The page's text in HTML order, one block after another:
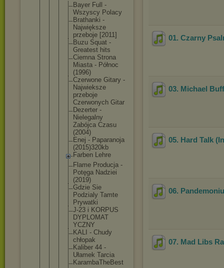
Bayer Full -
Wszyscy Polacy
Brathanki -
Największe
przeboje [2011]
Buzu Squat -
Greatest hits
Ciemna Strona
Miasta - Północ
(1996)
Czerwone Gitary -
Najwieksze
przeboje
Czerwonych Gitar
Dezerter -
Nielegal ny
Zabójca Czasu
(2004)
Enej - Paparanoja
(2015)320kb
Farben Lehre
Flame Producja -
Potęga Nadziei
(2019)
Gdzie Sie
Podzialy Tamte
Prywatki
J-23 i KORPUS
DYPLOMAT
YCZNY
KALI - Chudy
chłopak
Kaliber 44 -
Ułamek Tarcia
KarambaTheBest
01. Czarny
03. Michael
05. Hard Talk
06.
07. Mad Libs